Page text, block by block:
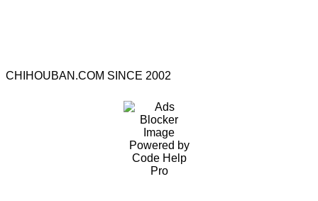
CHIHOUBAN.COM SINCE 2002